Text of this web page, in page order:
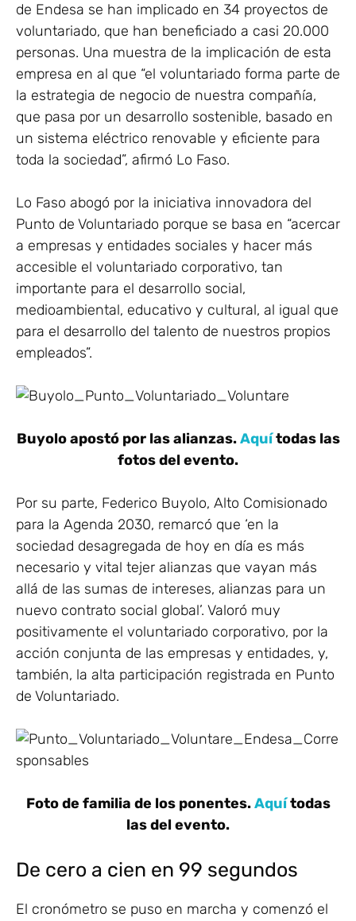
de Endesa se han implicado en 34 proyectos de
voluntariado, que han beneficiado a casi 20.000
personas. Una muestra de la implicación de esta
empresa en al que “el voluntariado forma parte de
la estrategia de negocio de nuestra compañía,
que pasa por un desarrollo sostenible, basado en
un sistema eléctrico renovable y eficiente para
toda la sociedad”, afirmó Lo Faso.
Lo Faso abogó por la iniciativa innovadora del
Punto de Voluntariado porque se basa en “acercar
a empresas y entidades sociales y hacer más
accesible el voluntariado corporativo, tan
importante para el desarrollo social,
medioambiental, educativo y cultural, al igual que
para el desarrollo del talento de nuestros propios
empleados”.
Buyolo apostó por las alianzas.Aquítodas las
fotos del evento.
Por su parte, Federico Buyolo, Alto Comisionado
para la Agenda 2030, remarcó que ‘en la
sociedad desagregada de hoy en día es más
necesario y vital tejer alianzas que vayan más
allá de las sumas de intereses, alianzas para un
nuevo contrato social global’. Valoró muy
positivamente el voluntariado corporativo, por la
acción conjunta de las empresas y entidades, y,
también, la alta participación registrada en Punto
de Voluntariado.
Foto de familia de los ponentes.Aquítodas
las del evento.
De cero a cien en 99 segundos
El cronómetro se puso en marcha y comenzó el